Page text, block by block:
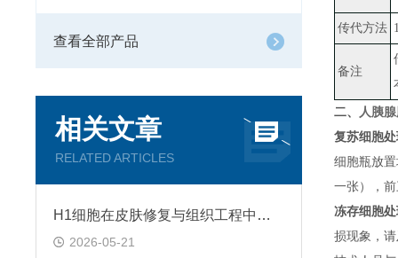
查看全部产品
相关文章
RELATED ARTICLES
H1细胞在皮肤修复与组织工程中的应用前景
2026-05-21
传代方法
备注
二、
人胰
复苏细胞
细胞瓶放
一张）
，
冻存细胞
损现象，